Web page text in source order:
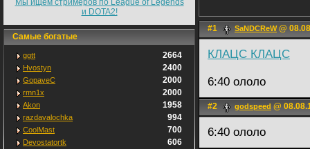
Мы ищем стримеров по League of Legends
и DOTA2!
Самые богатые
ggtt 2664
Hvostyn 2400
GopaveC 2000
rmn1x 2000
Akon 1958
razdavalochka 994
CoolMast 700
Devostatortk 606
#1 SaNDCReW@
КЛАЦС КЛАЦС
6:40 ололо
#2 godspeed @
6:40 ололо